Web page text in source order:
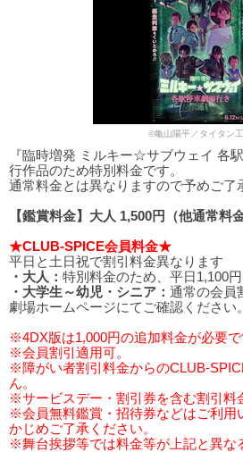
©亀山陽平／タイタン
『臨時増発 ミルキー☆サブウェイ 各
行作品のため特別料金です。
通常料金とは異なりますので予めご了
【鑑賞料金】大人 1,500円（他通常料金
★CLUB-SPICE会員料金★
平日と土日祝で割引料金異なります
・大人： 特別料金のため、平日1,100
・大学生～幼児・シニア： 通常の会員
劇場ホームページにてご確認ください。
※4DX版は1,000円の追加料金が必要で
※会員割引適用可。
※障がい者割引料金からのCLUB-
ん。
※サービスデー・割引券を含む割引料
※会員無料鑑賞・招待券などはご利用
かじめご了承ください。
※舞台挨拶等では料金等が上記と異な